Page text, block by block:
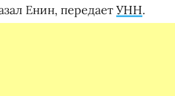
Енин, передает УНН.